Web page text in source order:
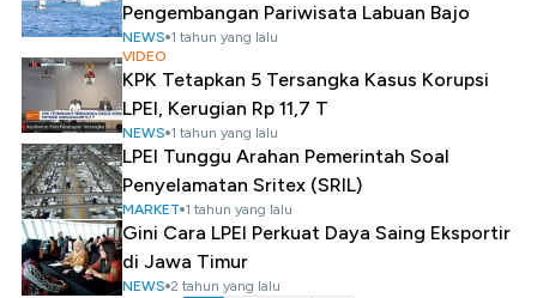
Pengembangan Pariwisata Labuan Bajo
NEWS 1 tahun yang lalu
VIDEO
KPK Tetapkan 5 Tersangka Kasus Korupsi
LPEI, Kerugian Rp 11,7 T
NEWS 1 tahun yang lalu
LPEI Tunggu Arahan Pemerintah Soal
Penyelamatan Sritex (SRIL)
MARKET 1 tahun yang lalu
Gini Cara LPEI Perkuat Daya Saing Eksportir
di Jawa Timur
NEWS 2 tahun yang lalu